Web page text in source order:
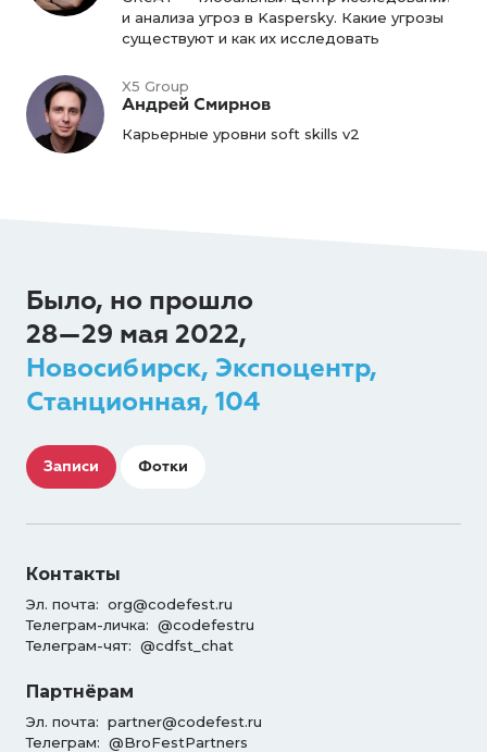
и анализа угроз в Kaspersky. Какие угрозы
существуют и как их исследовать
X5 Group
Андрей Смирнов
Карьерные уровни soft skills v2
Было, но прошло
28—29 мая 2022,
Новосибирск, Экспоцентр,
Станционная, 104
Записи Фотки
Контакты
Эл. почта: org@codefest.ru
Телеграм-личка: @codefestru
Телеграм-чят: @cdfst_chat
Партнёрам
Эл. почта: partner@codefest.ru
Телеграм: @BroFestPartners